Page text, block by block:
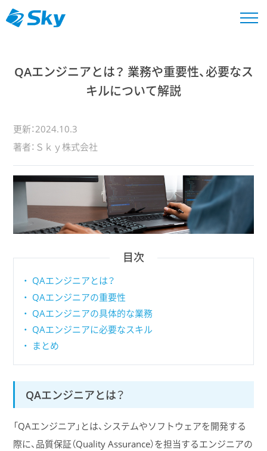
QAエンジニアとは？ 業務や重要性、必要なス
キルについて解説
更新：2024.10.3
著者：Ｓｋｙ株式会社
目次
QAエンジニアとは？
QAエンジニアの重要性
QAエンジニアの具体的な業務
QAエンジニアに必要なスキル
まとめ
QAエンジニアとは？
「QAエンジニア」とは、システムやソフトウェアを開発する
際に、品質保証（Quality Assurance）を担当するエンジニアの